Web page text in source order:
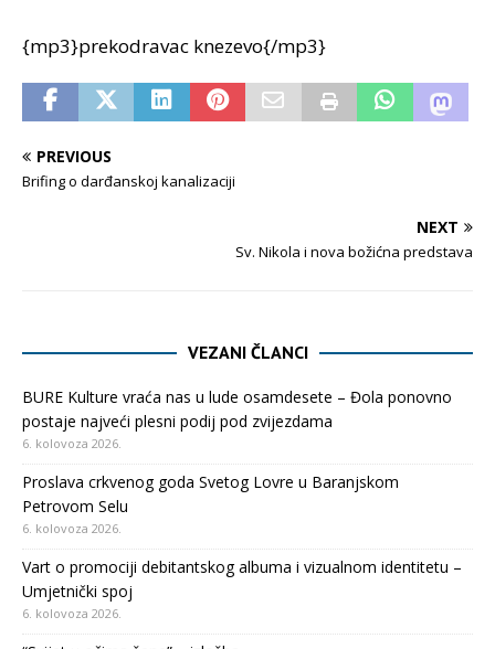
{mp3}prekodravac knezevo{/mp3}
PREVIOUS
Brifing o darđanskoj kanalizaciji
NEXT
Sv. Nikola i nova božićna predstava
VEZANI ČLANCI
BURE Kulture vraća nas u lude osamdesete – Đola ponovno
postaje najveći plesni podij pod zvijezdama
6. kolovoza 2026.
Proslava crkvenog goda Svetog Lovre u Baranjskom
Petrovom Selu
6. kolovoza 2026.
Vart o promociji debitantskog albuma i vizualnom identitetu –
Umjetnički spoj
6. kolovoza 2026.